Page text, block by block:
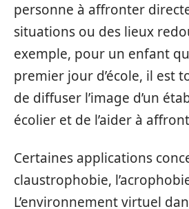
personne à affronter
situations ou des lieux
exemple, pour un enfant
premier jour d’école, il est
de diffuser l’image d’un
écolier et de l’aider à
Certaines applications
claustrophobie,
L’environnement virtuel